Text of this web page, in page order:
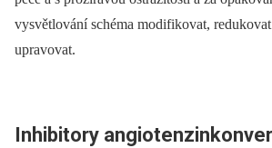
vysvětlování schéma modifikovat,
upravovat.
Inhibitory